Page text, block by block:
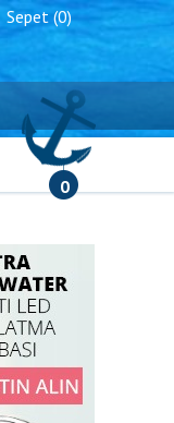
Sepet (0)
0